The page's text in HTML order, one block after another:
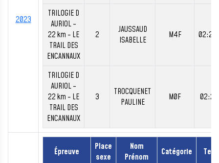
2023
TRILOGIE D
AURIOL -
22 km - LE
TRAIL DES
ENCANNAUX
2
JAUSSAUD
ISABELLE
M4F
TRILOGIE D
AURIOL -
22 km - LE
TRAIL DES
ENCANNAUX
3
TROCQUENET
PAULINE
M0F
Épreuve
Place
sexe
Nom
Prénom
Catégorie